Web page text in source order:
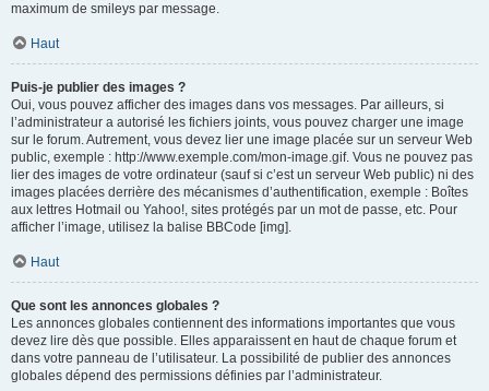
maximum de smileys par message.
Haut
Puis-je publier des images ?
Oui, vous pouvez afficher des images dans vos messages. Par ailleurs, si
l’administrateur a autorisé les fichiers joints, vous pouvez charger une image
sur le forum. Autrement, vous devez lier une image placée sur un serveur Web
public, exemple : http://www.exemple.com/mon-image.gif. Vous ne pouvez pas
lier des images de votre ordinateur (sauf si c’est un serveur Web public) ni des
images placées derrière des mécanismes d’authentification, exemple : Boîtes
aux lettres Hotmail ou Yahoo!, sites protégés par un mot de passe, etc. Pour
afficher l’image, utilisez la balise BBCode [img].
Haut
Que sont les annonces globales ?
Les annonces globales contiennent des informations importantes que vous
devez lire dès que possible. Elles apparaissent en haut de chaque forum et
dans votre panneau de l’utilisateur. La possibilité de publier des annonces
globales dépend des permissions définies par l’administrateur.